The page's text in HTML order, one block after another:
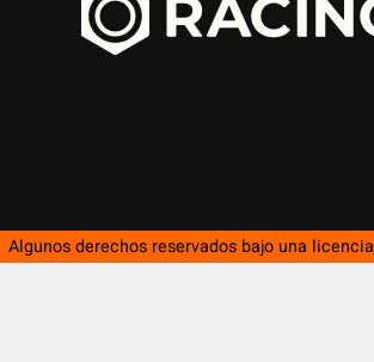
Algunos derechos reservados bajo una licencia